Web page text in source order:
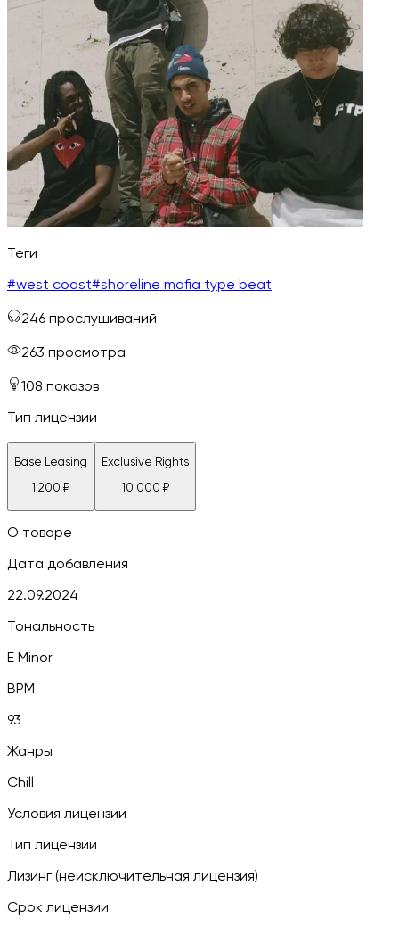
Теги
#west coast#shoreline mafia type beat
246 прослушиваний
263 просмотра
108 показов
Тип лицензии
Base Leasing
1 200 ₽
Exclusive Rights
10 000 ₽
О товаре
Дата добавления
22.09.2024
Тональность
E Minor
BPM
93
Жанры
Chill
Условия лицензии
Тип лицензии
Лизинг (неисключительная лицензия)
Срок лицензии